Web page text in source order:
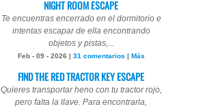
NIGHT ROOM ESCAPE
Te encuentras encerrado en el dormitorio e
intentas escapar de ella encontrando
objetos y pistas,...
Feb - 09 - 2026 | 31 comentarios | Más
FIND THE RED TRACTOR KEY ESCAPE
Quieres transportar heno con tu tractor rojo,
pero falta la llave. Para encontrarla,